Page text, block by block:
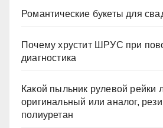
Романтические букеты для
Почему хрустит ШРУС при
диагностика
Какой пыльник рулевой рейки
оригинальный или аналог,
полиуретан